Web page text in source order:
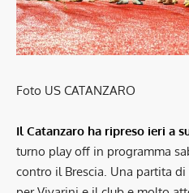
Foto US CATANZARO
Il Catanzaro ha ripreso ieri a
turno play off in programma
contro il Brescia. Una partita